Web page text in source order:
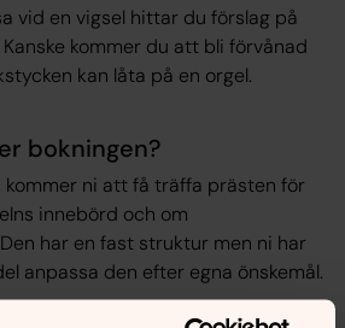
vid en vigsel hittar du förslag på
kommer du att bli förvånad
kan låta på en orgel.
bokningen?
kommer ni att få träffa prästen för
innebörd och om
har en fast struktur men ni har
anpassa den efter egna önskemål.